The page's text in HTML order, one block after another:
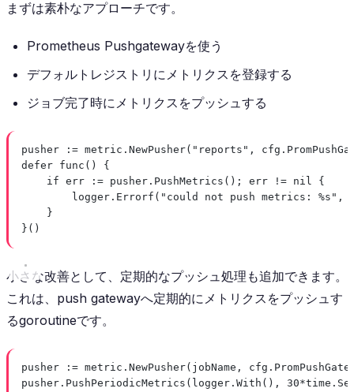
まずは素朴なアプローチです。
Prometheus Pushgatewayを使う
デフォルトレジストリにメトリクスを登録する
ジョブ完了時にメトリクスをプッシュする
pusher := metric. NewPusher( "reports" ,
defer func () {
if err := pusher. PushMetrics (); err != nil {
logger. Errorf ( "could not push metrics: %s " ,
}
}()
小さな改善として、定期的なプッシュ処理も追加できます。
これは、push gatewayへ定期的にメトリクスをプッシュす
るgoroutineです。
pusher := metric. NewPusher(jobName,
pusher. PushPeriodicMetrics (logger. With (), 30*